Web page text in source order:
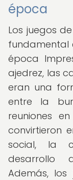
época
Los juegos
fundamental
época
ajedrez, las
eran una
entre la
reuniones
convirtieron
social, la
desarrollo
Además,